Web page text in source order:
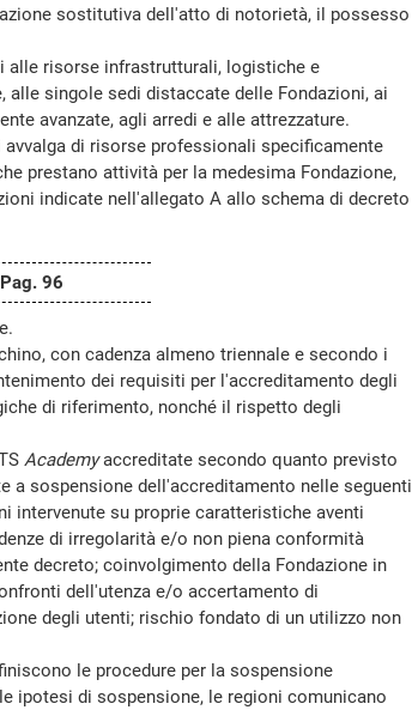
sostitutiva dell'atto di notorietà, il possesso
risorse infrastrutturali, logistiche e
singole sedi distaccate delle Fondazioni, ai
avanzate, agli arredi e alle attrezzature.
di risorse professionali specificamente
prestano attività per la medesima Fondazione,
indicate nell'allegato A allo schema di decreto
Pag. 96
con cadenza almeno triennale e secondo i
dei requisiti per l'accreditamento degli
di riferimento, nonché il rispetto degli
Academyaccreditate secondo quanto previsto
a sospensione dell'accreditamento nelle seguenti
intervenute su proprie caratteristiche aventi
di irregolarità e/o non piena conformità
decreto; coinvolgimento della Fondazione in
dell'utenza e/o accertamento di
degli utenti; rischio fondato di un utilizzo non
le procedure per la sospensione
ipotesi di sospensione, le regioni comunicano